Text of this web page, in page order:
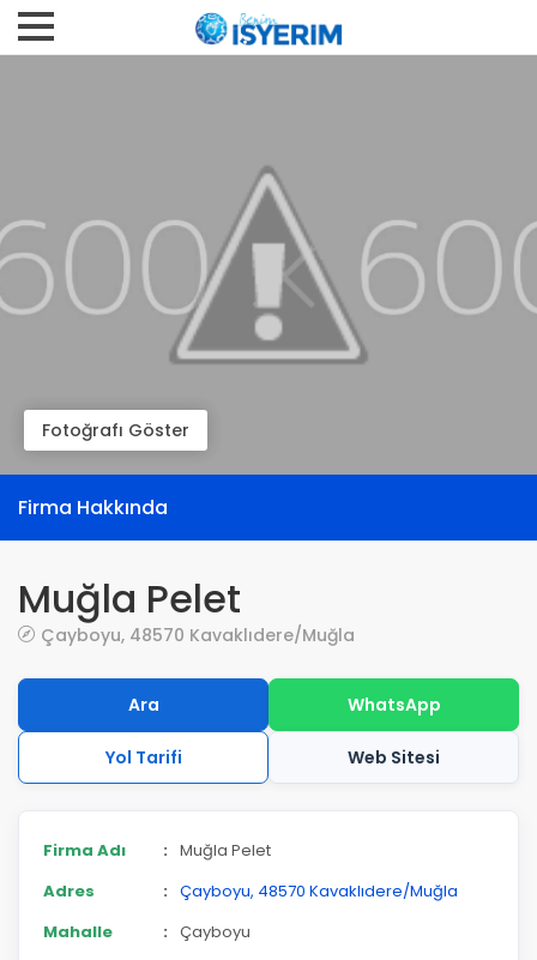
Fotoğrafı Göster
Firma Hakkında
Muğla Pelet
Çayboyu, 48570 Kavaklıdere/Muğla
Ara WhatsApp
Yol Tarifi Web Sitesi
Firma Adı : Muğla Pelet
Adres
: Çayboyu, 48570 Kavaklıdere/Muğla
Mahalle
: Çayboyu